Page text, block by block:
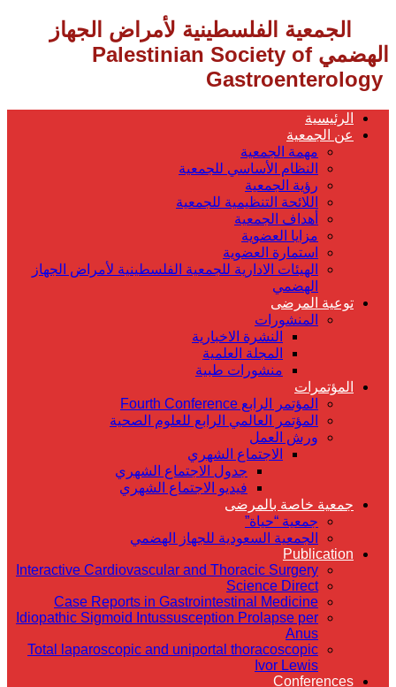
‎ الجمعية الفلسطينية لأمراض الجهاز
الهضمي Palestinian Society of
Gastroenterology ‎
الرئيسية
عن الجمعية
مهمة الجمعية
النظام الأساسي للجمعية
رؤية الجمعية
اللائحة التنظيمية للجمعية
أهداف الجمعية
مزايا العضوية
استمارة العضوية
الهيئات الادارية للجمعية الفلسطينية لأمراض الجهاز
الهضمي
توعية المرضى
المنشورات
النشرة الاخبارية
المجلة العلمية
منشورات طبية
المؤتمرات
المؤتمر الرابع Fourth Conference
المؤتمر العالمي الرابع للعلوم الصحية
ورش العمل
الاجتماع الشهري
جدول الاجتماع الشهري
فيديو الاجتماع الشهري
جمعية خاصة بالمرضى
جمعية “حياة”
الجمعية السعودية للجهاز الهضمي
Publication
Interactive Cardiovascular and Thoracic Surgery
Science Direct
Case Reports in Gastrointestinal Medicine
Idiopathic Sigmoid Intussusception Prolapse per
Anus
Total laparoscopic and uniportal thoracoscopic
Ivor Lewis
Conferences